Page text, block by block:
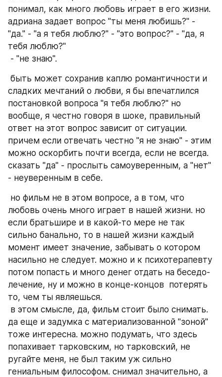
понимал, как много любовь играет в его жизни.
адриана задает вопрос "ты меня любишь?" -
"да." - "а я тебя люблю?" - "это вопрос?" - "да, я
тебя люблю?"
- "не знаю".
сладких мечтаний о любви, я бы впечатлился
постановкой вопроса "я тебя люблю?" но
вообще, я честно говоря в шоке, правильный
ответ на этот вопрос зависит от ситуации.
причем если отвечать честно "я не знаю" - этим
можно оскорбить почти всегда, если не всегда.
сказать "да" - прослыть самоуверенным, а "нет"
- неуверенным в себе.
любовь очень много играет в нашей жизни. но
если братьшире и в какой-то мере не так
сильно банально, то в нашей жизни каждый
момент имеет значение, забывать о котором
насильно не следует. можно и к психотерапевту
потом попасть и много денег отдать на беседо-
лечение, ну и можно в конце-концов  потерять
то, чем ты являешься.
да еще и задумка с материализованной "зоной"
тоже интересна. можно подумать, что здесь
попахивает тарковским, но тарковский, не
ругайте меня, не был таким уж сильно
гениальным философом. снимал значительно, а